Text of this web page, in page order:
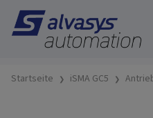
Startseite iSMA GC5